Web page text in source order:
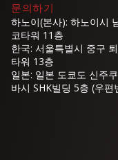
문의하기
하노이(본사): 하노이시
코타워 11층
한국: 서울특별시 중구
타워 13층
일본: 일본 도쿄도 신주
바시 SHK빌딩 5층 (우